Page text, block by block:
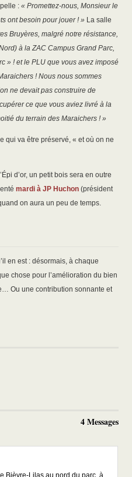
: « Promettez-nous, Monsieur le
ont besoin pour jouer ! » La salle
Bruyères, malgré notre résistance,
à la ZAC Campus Grand Parc,
» ! et le PLU que vous avez imposé
! Nous nous sommes
ne devait pas construire de
ce que vous aviez livré à la
du terrain des Maraichers ! »
qui va être préservé, « et où on ne
d’or, un petit bois sera en outre
mardi à JP Huchon (président
on aura un peu de temps.
en est : désormais, à chaque
chose pour l’amélioration du bien
Ou une contribution sonnante et
4 Messages